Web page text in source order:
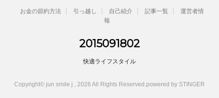
お金の節約方法 引っ越し 自己紹介 記事一覧
運営者情
報
2015091802
快適ライフスタイル
Copyright© jun smile j , 2026 All Rights Reserved.powered by STINGER